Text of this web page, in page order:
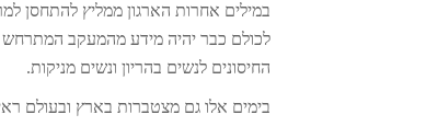
במילים אחרות הארגון ממליץ להתחסן
לכולם כבר יהיה מידע מהמעקב
החיסונים לנשים בהריון ונשים מניקות.
בימים אלו גם מצטברות בארץ ובעולם